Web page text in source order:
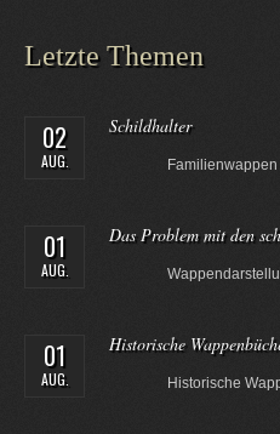
Letzte Themen
02
AUG.
Schildhalter
Familienwappen
01
AUG.
Das Problem mit den
01
AUG.
Historische
Historische